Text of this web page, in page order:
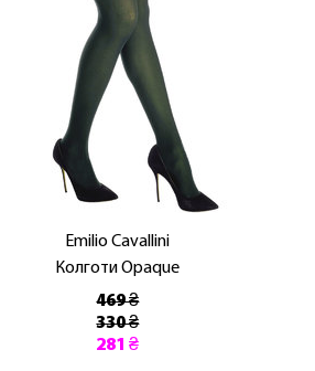
Emilio Cavallini
Колготи Opaque
469 ₴
330 ₴
281 ₴